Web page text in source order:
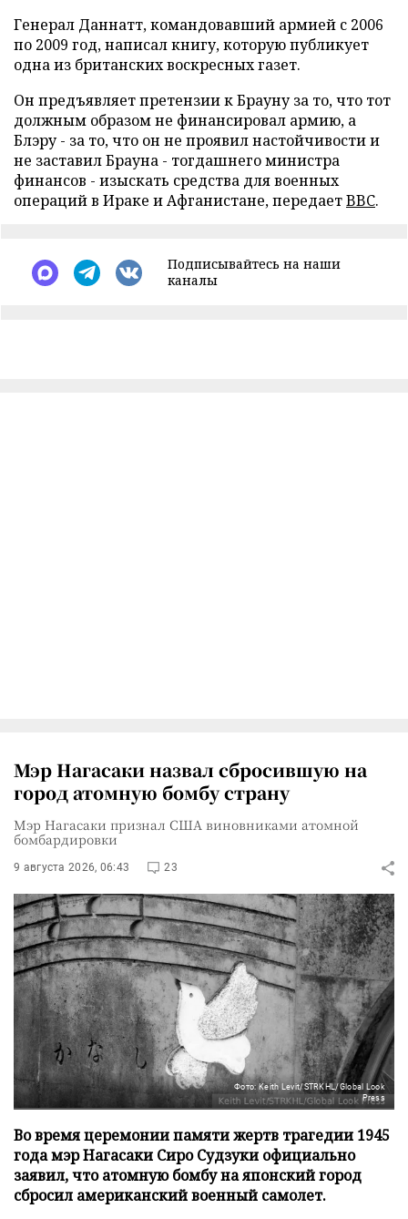
Генерал Даннатт, командовавший армией с 2006
по 2009 год, написал книгу, которую публикует
одна из британских воскресных газет.
Он предъявляет претензии к Брауну за то, что тот
должным образом не финансировал армию, а
Блэру - за то, что он не проявил настойчивости и
не заставил Брауна - тогдашнего министра
финансов - изыскать средства для военных
операций в Ираке и Афганистане, передаетBBC.
Подписывайтесь на наши
каналы
Мэр Нагасаки назвал сбросившую на
город атомную бомбу страну
Мэр Нагасаки признал США виновниками атомной
бомбардировки
9 августа 2026, 06:43 23
Фото: Keith Levit/STRKHL/Global Look
Press
Во время церемонии памяти жертв трагедии 1945
года мэр Нагасаки Сиро Судзуки официально
заявил, что атомную бомбу на японский город
сбросил американский военный самолет.